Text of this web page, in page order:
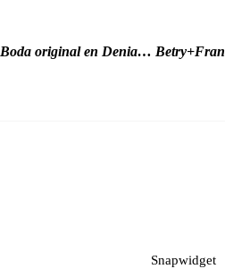
Boda original en Denia… Betry+Fran
Snapwidget